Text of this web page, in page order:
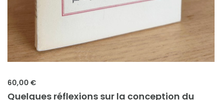
60,00 €
Quelques réflexions sur la conception du